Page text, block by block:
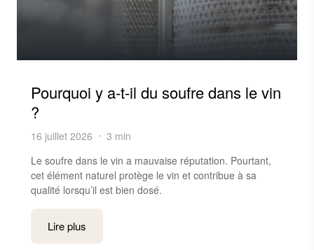
Pourquoi y a-t-il du soufre dans le vin
?
16 juillet 2026
3 min
Le soufre dans le vin a mauvaise réputation. Pourtant,
cet élément naturel protège le vin et contribue à sa
qualité lorsqu’il est bien dosé.
Lire plus